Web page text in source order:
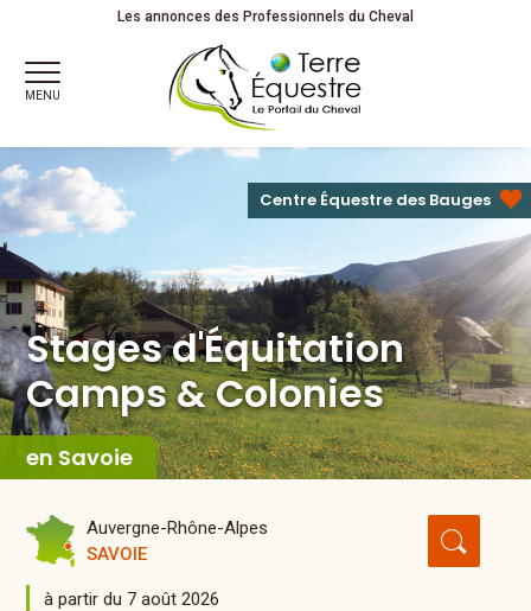
Stages d'ÉquitationCamps & ColoniesJuniors
Les annonces des Professionnels du Cheval
MENU
Stages d'Équitation
Camps & Colonies
en Savoie
Centre Équestre des Bauges
Auvergne-Rhône-Alpes
SAVOIE
à partir du 7 août 2026